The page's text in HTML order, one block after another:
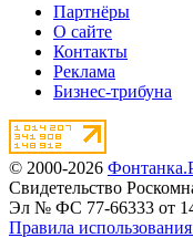
Партнёры
О сайте
Контакты
Реклама
Бизнес-трибуна
© 2000-2026
Свидетельство
Эл № ФС 77-66333 от
Правила